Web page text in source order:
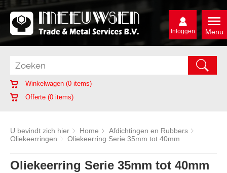
Menu
Inloggen
Winkelwagen (0 items)
Offerte (0 items)
U bevindt zich hier Home
Afdichtingen en Rubbers
Oliekeerringen
Oliekeerring Serie 35mm tot 40mm
Oliekeerring Serie 35mm tot 40mm